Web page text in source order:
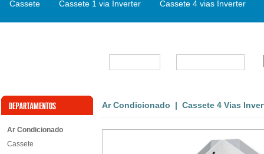
Cassete Cassete 1 via Inverter Cassete 4 vias Inverter
Ar Condicionado
Cassete
Ar Condicionado | Cassete 4 Vias